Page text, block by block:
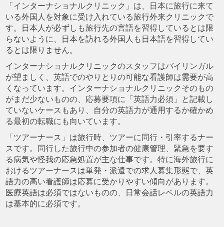
「インターナショナルクリニック」は、日本に旅行に来て
いる外国人を対象に受け入れている旅行外来クリニックで
す。日本人が必ずしも旅行先の言語を習得しているとは限
らないように、日本を訪れる外国人も日本語を習得してい
るとは限りません。
インターナショナルクリニックのスタッフはバイリンガル
が望ましく、英語でのやりとりの可能な看護師は需要が高
くなっています。インターナショナルクリニックそのもの
がまだ少ないものの、応募要項に「英語力必須」と記載し
ていないケースもあり、自分の英語力が通用するか確かめ
る最初の転職にも向いています。
「ツアーナース」は旅行時、ツアーに同行・引率するナー
スです。同行した旅行中の参加者の健康管理、緊急を要す
る病気や怪我の応急処置が主な仕事です。特に海外旅行に
おけるツアーナースは単発・派遣での求人募集形態で、英
語力の高い看護師は応募に受かりやすい傾向があります。
医療英語は必須ではないものの、日常会話レベルの英語力
は基本的に必須です。